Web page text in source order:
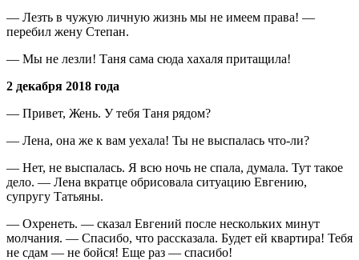
— Лезть в чужую личную жизнь мы не имеем права! —
перебил жену Степан.
— Мы не лезли! Таня сама сюда хахаля притащила!
2 декабря 2018 года
— Привет, Жень. У тебя Таня рядом?
— Лена, она же к вам уехала! Ты не выспалась что-ли?
— Нет, не выспалась. Я всю ночь не спала, думала. Тут такое
дело. — Лена вкратце обрисовала ситуацию Евгению,
супругу Татьяны.
— Охренеть. — сказал Евгений после нескольких минут
молчания. — Спасибо, что рассказала. Будет ей квартира! Тебя
не сдам — не бойся! Еще раз — спасибо!